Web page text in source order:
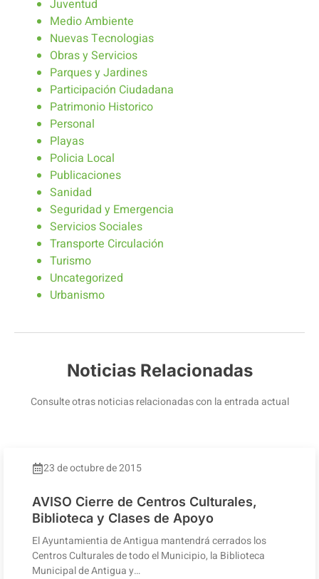
Juventud
Medio Ambiente
Nuevas Tecnologias
Obras y Servicios
Parques y Jardines
Participación Ciudadana
Patrimonio Historico
Personal
Playas
Policia Local
Publicaciones
Sanidad
Seguridad y Emergencia
Servicios Sociales
Transporte Circulación
Turismo
Uncategorized
Urbanismo
Noticias Relacionadas
Consulte otras noticias relacionadas con la entrada actual
23 de octubre de 2015
AVISO Cierre de Centros Culturales,
Biblioteca y Clases de Apoyo
El Ayuntamientia de Antigua mantendrá cerrados los
Centros Culturales de todo el Municipio, la Biblioteca
Municipal de Antigua y…